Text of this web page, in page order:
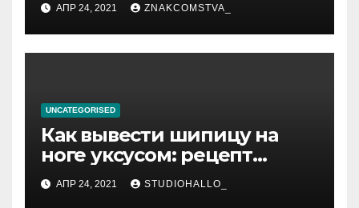
АПР 24, 2021 ZNAKCOMSTVA_
UNCATEGORISED
Как вывести шипицу на
ноге уксусом: рецепт
приготовления
компрессов и теста
АПР 24, 2021 STUDIOHALLO_